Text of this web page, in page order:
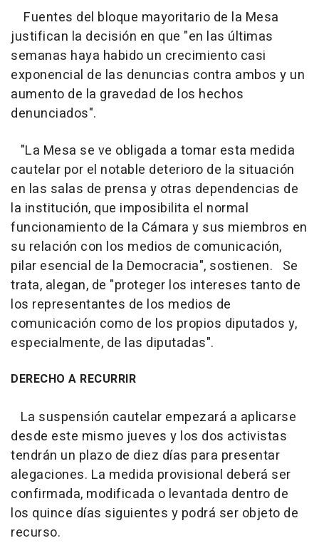
Fuentes del bloque mayoritario de la Mesa
justifican la decisión en que "en las últimas
semanas haya habido un crecimiento casi
exponencial de las denuncias contra ambos y un
aumento de la gravedad de los hechos
denunciados".
"La Mesa se ve obligada a tomar esta medida
cautelar por el notable deterioro de la situación
en las salas de prensa y otras dependencias de
la institución, que imposibilita el normal
funcionamiento de la Cámara y sus miembros en
su relación con los medios de comunicación,
pilar esencial de la Democracia", sostienen. Se
trata, alegan, de "proteger los intereses tanto de
los representantes de los medios de
comunicación como de los propios diputados y,
especialmente, de las diputadas".
DERECHO A RECURRIR
La suspensión cautelar empezará a aplicarse
desde este mismo jueves y los dos activistas
tendrán un plazo de diez días para presentar
alegaciones. La medida provisional deberá ser
confirmada, modificada o levantada dentro de
los quince días siguientes y podrá ser objeto de
recurso.